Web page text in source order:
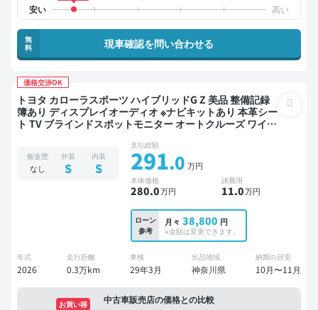
無
料
現車確認を問い合わせる
価格交渉OK
トヨタ カローラスポーツ ハイブリッドG Z 美品 整備記録
簿あり ディスプレイオーディオ ※ナビキットあり 本革シー
ト TV ブラインドスポットモニター オートクルーズ ワイヤ
板金歴
なし
外装
S
内装
S
支払総額
291.0 万円
本体価格
280.0万円
諸費用
11.0万円
ローン
参考
月々 38,800 円
※金額は変更できます。
年式
2026
走行距離
0.3万km
車検
29年3月
出品地域
神奈川県
納期の目安
10月〜11月
中古車販売店の価格との比較
お買い得